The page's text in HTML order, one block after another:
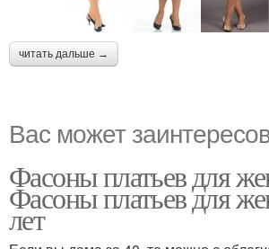
читать дальше →
Вас может
Фасоны платьев для
Фасоны платьев для
лет